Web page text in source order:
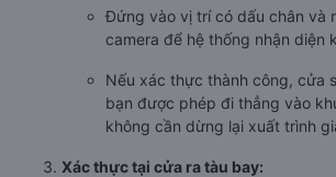
Đứng vào vị trí có dấu chân và
camera để hệ thống nhận diện
Nếu xác thực thành công, cửa
bạn được phép đi thẳng vào
không cần dừng lại xuất trình
Xác thực tại cửa ra tàu bay: